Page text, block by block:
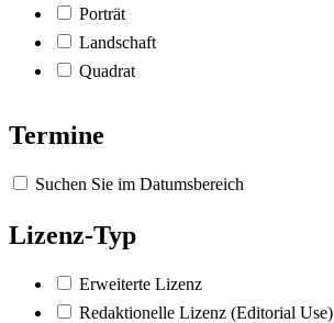
Porträt
Landschaft
Quadrat
Termine
Suchen Sie im Datumsbereich
Lizenz-Typ
Erweiterte Lizenz
Redaktionelle Lizenz (Editorial Use)